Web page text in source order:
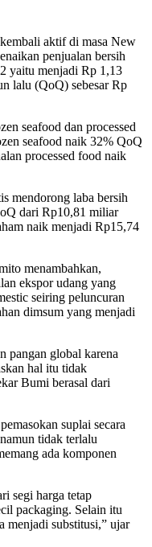
aktif di masa New
penjualan bersih
yaitu menjadi Rp 1,13
lalu (QoQ) sebesar Rp
seafood dan processed
seafood naik 32% QoQ
processed food naik
mendorong laba bersih
dari Rp10,81 miliar
naik menjadi Rp15,74
menambahkan,
ekspor udang yang
seiring peluncuran
dimsum yang menjadi
pangan global karena
hal itu tidak
Bumi berasal dari
suplai secara
tidak terlalu
ada komponen
segi harga tetap
packaging. Selain itu
menjadi substitusi,” ujar